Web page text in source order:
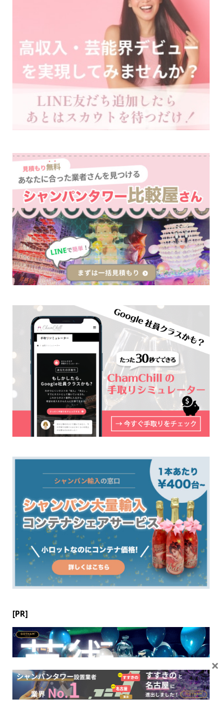
[PR]
×